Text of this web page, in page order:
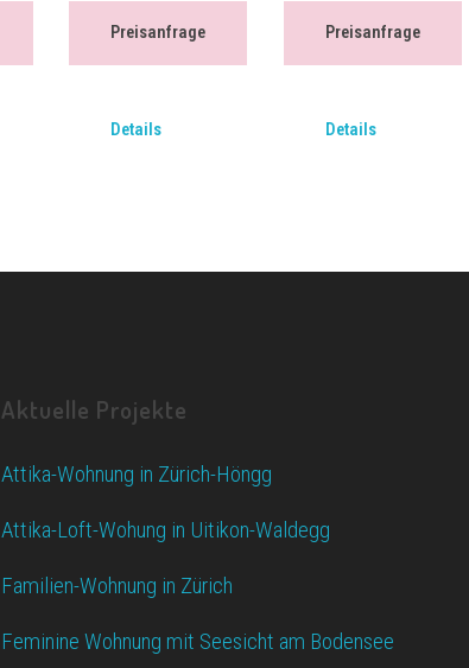
Preisanfrage
Details
Preisanfrage
Details
Aktuelle Projekte
Attika-Wohnung in Zürich-Höngg
Attika-Loft-Wohung in Uitikon-Waldegg
Familien-Wohnung in Zürich
Feminine Wohnung mit Seesicht am Bodensee